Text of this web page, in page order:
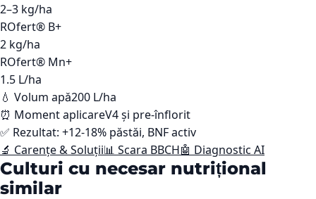
2–3 kg/ha
ROfert® B+
2 kg/ha
ROfert® Mn+
1.5 L/ha
💧 Volum apă200 L/ha
⏰ Moment aplicareV4 și pre-înflorit
✅ Rezultat: +12-18% păstăi, BNF activ
🔬 Carențe & Soluții📊 Scara BBCH🤖 Diagnostic AI
Culturi cu necesar nutrițional
similar